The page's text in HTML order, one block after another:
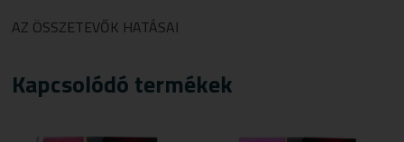
AZ ÖSSZETEVŐK HATÁSAI
Kapcsolódó termékek